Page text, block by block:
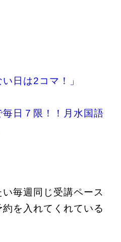
日は2コマ！」
毎日７限！！月水国語
毎週同じ受講ペース
を入れてくれている